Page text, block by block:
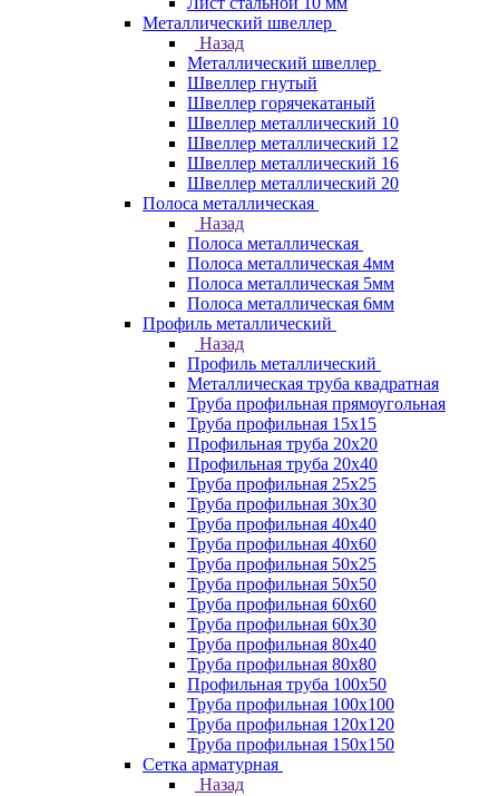
Металлический швеллер
Назад
Металлический швеллер
Швеллер гнутый
Швеллер горячекатаный
Швеллер металлический 10
Швеллер металлический 12
Швеллер металлический 16
Швеллер металлический 20
Полоса металлическая
Назад
Полоса металлическая
Полоса металлическая 4мм
Полоса металлическая 5мм
Полоса металлическая 6мм
Профиль металлический
Назад
Профиль металлический
Металлическая труба квадратная
Труба профильная прямоугольная
Труба профильная 15х15
Профильная труба 20х20
Профильная труба 20х40
Труба профильная 25х25
Труба профильная 30x30
Труба профильная 40х40
Труба профильная 40х60
Труба профильная 50х25
Труба профильная 50х50
Труба профильная 60x60
Труба профильная 60х30
Труба профильная 80х40
Труба профильная 80х80
Профильная труба 100х50
Труба профильная 100х100
Труба профильная 120х120
Труба профильная 150х150
Сетка арматурная
Назад